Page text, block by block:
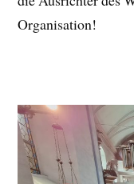
Organisation!